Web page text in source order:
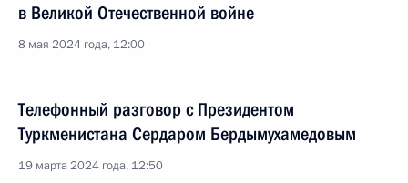
в Великой Отечественной войне
8 мая 2024 года, 12:00
Телефонный разговор с Президентом
Туркменистана Сердаром Бердымухамедовым
19 марта 2024 года, 12:50